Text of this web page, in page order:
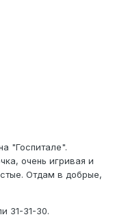
"Госпитале".
очень игривая и
Отдам в добрые,
31-31-30.